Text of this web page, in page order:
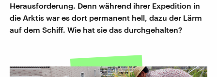
Herausforderung. Denn während ihrer Expedition in
die Arktis war es dort permanent hell, dazu der Lärm
auf dem Schiff. Wie hat sie das durchgehalten?